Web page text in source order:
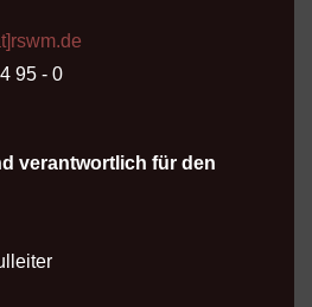
95 - 0
verantwortlich für den